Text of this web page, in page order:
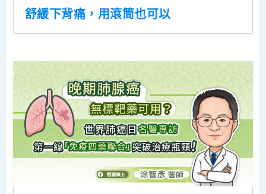
舒緩下背痛，用滾筒也可以